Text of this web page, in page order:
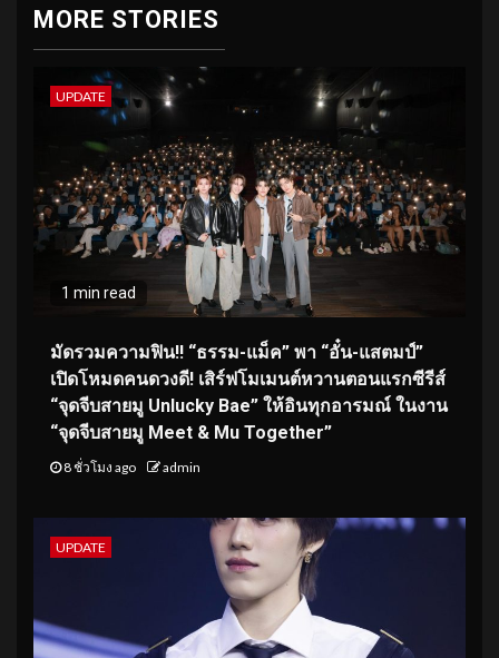
MORE STORIES
UPDATE
1 min read
มัดรวมความฟิน!! “ธรรม-แม็ค” พา “อั๋น-แสตมป์”
เปิดโหมดคนดวงดี! เสิร์ฟโมเมนต์หวานตอนแรกซีรีส์
“จุดจีบสายมู Unlucky Bae” ให้อินทุกอารมณ์ ในงาน
“จุดจีบสายมู Meet & Mu Together”
8 ชั่วโมง ago admin
UPDATE